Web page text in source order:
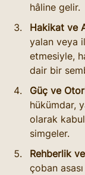
hâline gelir.
Hakikat ve
yalan veya
etmesiyle,
dair bir
Güç ve
hükümdar,
olarak
simgeler.
Rehberlik
çoban